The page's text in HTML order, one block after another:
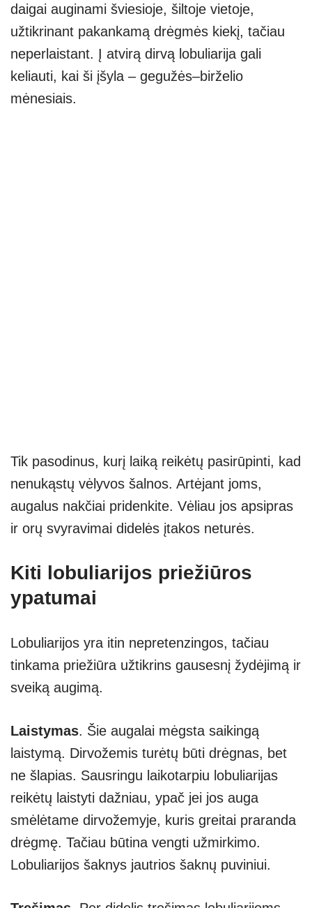
daigai auginami šviesioje, šiltoje vietoje,
užtikrinant pakankamą drėgmės kiekį, tačiau
neperlaistant. Į atvirą dirvą lobuliarija gali
keliauti, kai ši įšyla – gegužės–birželio
mėnesiais.
Tik pasodinus, kurį laiką reikėtų pasirūpinti, kad
nenukąstų vėlyvos šalnos. Artėjant joms,
augalus nakčiai pridenkite. Vėliau jos apsipras
ir orų svyravimai didelės įtakos neturės.
Kiti lobuliarijos priežiūros
ypatumai
Lobuliarijos yra itin nepretenzingos, tačiau
tinkama priežiūra užtikrins gausesnį žydėjimą ir
sveiką augimą.
Laistymas. Šie augalai mėgsta saikingą
laistymą. Dirvožemis turėtų būti drėgnas, bet
ne šlapias. Sausringu laikotarpiu lobuliarijas
reikėtų laistyti dažniau, ypač jei jos auga
smėlėtame dirvožemyje, kuris greitai praranda
drėgmę. Tačiau būtina vengti užmirkimo.
Lobuliarijos šaknys jautrios šaknų puviniui.